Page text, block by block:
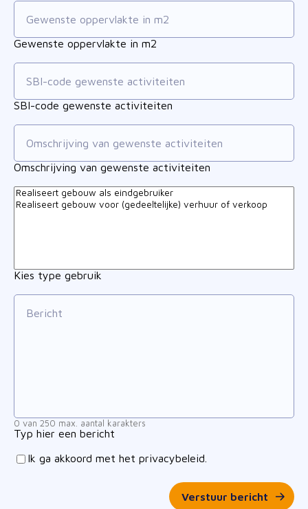
Gewenste oppervlakte in m2
SBI-code gewenste activiteiten
Omschrijving van gewenste activiteiten
Kies type gebruik
0 van 250 max. aantal karakters
Typ hier een bericht
Ik ga akkoord met het privacybeleid.